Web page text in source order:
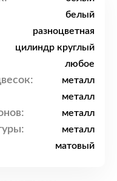
белый
разноцветная
цилиндр круглый
любое
металл
металл
металл
металл
матовый